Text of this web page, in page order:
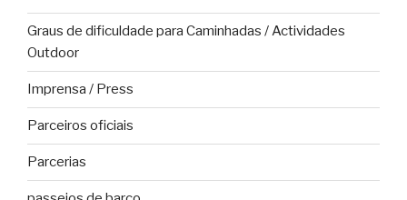
Graus de dificuldade para Caminhadas / Actividades
Outdoor
Imprensa / Press
Parceiros oficiais
Parcerias